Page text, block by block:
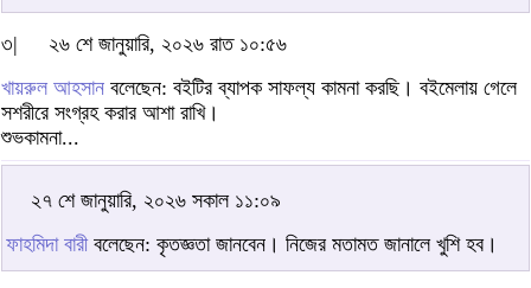
৩|
২৬ শে জানুয়ারি, ২০২৬ রাত ১০:৫৬
খায়রুল আহসান বলেছেন: বইটির ব্যাপক সাফল্য কামনা করছি। বইমেলায় গেলে
সশরীরে সংগ্রহ করার আশা রাখি।
শুভকামনা...
২৭ শে জানুয়ারি, ২০২৬ সকাল ১১:০৯
ফাহমিদা বারীবলেছেন: কৃতজ্ঞতা জানবেন। নিজের মতামত জানালে খুশি হব।